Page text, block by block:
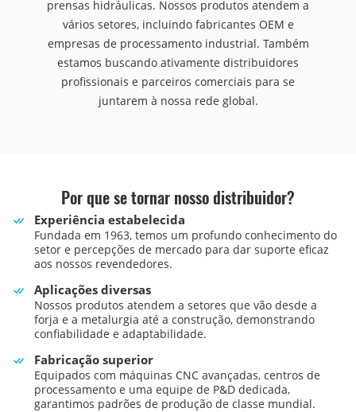
prensas hidráulicas. Nossos produtos atendem a
vários setores, incluindo fabricantes OEM e
empresas de processamento industrial. Também
estamos buscando ativamente distribuidores
profissionais e parceiros comerciais para se
juntarem à nossa rede global.
Por que se tornar nosso distribuidor?
Experiência estabelecida
Fundada em 1963, temos um profundo conhecimento do
setor e percepções de mercado para dar suporte eficaz
aos nossos revendedores.
Aplicações diversas
Nossos produtos atendem a setores que vão desde a
forja e a metalurgia até a construção, demonstrando
confiabilidade e adaptabilidade.
Fabricação superior
Equipados com máquinas CNC avançadas, centros de
processamento e uma equipe de P&D dedicada,
garantimos padrões de produção de classe mundial.